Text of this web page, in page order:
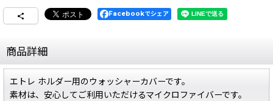
Facebookでシェア
商品詳細
エトレ ホルダー用のウォッシャーカバーです。
素材は、安心してご利用いただけるマイクロファイバーです。